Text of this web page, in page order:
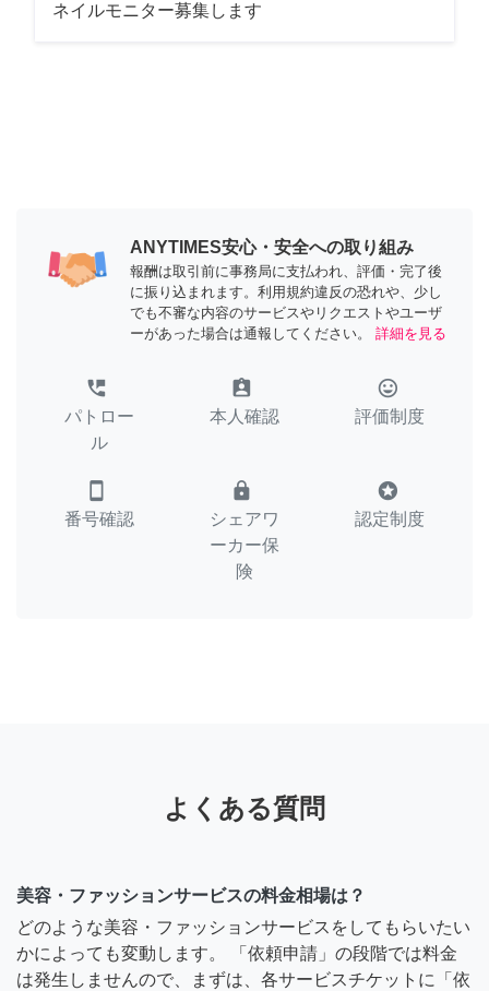
ネイルモニター募集します
ANYTIMES安心・安全への取り組み
報酬は取引前に事務局に支払われ、評価・完了後
に振り込まれます。利用規約違反の恐れや、少し
でも不審な内容のサービスやリクエストやユーザ
ーがあった場合は通報してください。
詳細を見る
perm_phone_msg
パトロー
ル
assignment_ind
本人確認
tag_faces
評価制度
smartphone
番号確認
lock
シェアワ
ーカー保
険
stars
認定制度
よくある質問
美容・ファッションサービスの料金相場は？
どのような美容・ファッションサービスをしてもらいたい
かによっても変動します。 「依頼申請」の段階では料金
は発生しませんので、まずは、各サービスチケットに「依